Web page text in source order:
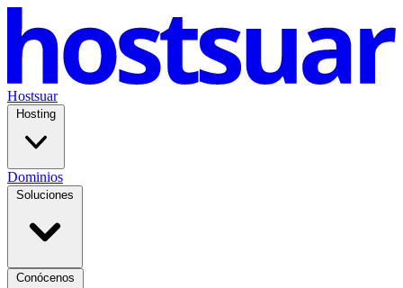
Hostsuar
Hosting
Dominios
Soluciones
Conócenos